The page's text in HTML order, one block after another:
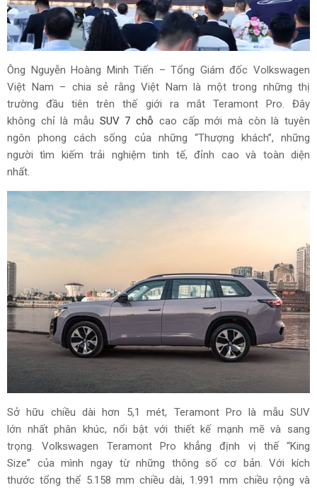
Ông Nguyễn Hoàng Minh Tiến – Tổng Giám đốc Volkswagen
Việt Nam – chia sẻ rằng Việt Nam là một trong những thị
trường đầu tiên trên thế giới ra mắt Teramont Pro. Đây
không chỉ là mẫu SUV 7 chỗ cao cấp mới mà còn là tuyên
ngôn phong cách sống của những “Thượng khách”, những
người tìm kiếm trải nghiệm tinh tế, đỉnh cao và toàn diện
nhất.
Sở hữu chiều dài hơn 5,1 mét, Teramont Pro là mẫu SUV
lớn nhất phân khúc, nổi bật với thiết kế mạnh mẽ và sang
trọng. Volkswagen Teramont Pro khẳng định vị thế “King
Size” của mình ngay từ những thông số cơ bản. Với kích
thước tổng thể 5.158 mm chiều dài, 1.991 mm chiều rộng và